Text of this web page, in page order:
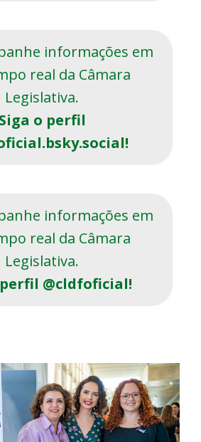
informações em
real da Câmara
Legislativa.
Siga o perfil
informações em
real da Câmara
Legislativa.
@cldfoficial!